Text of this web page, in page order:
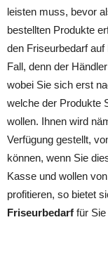
leisten muss, bevor
bestellten Produkte
den Friseurbedarf
Fall, denn der
wobei Sie sich erst
welche der Produkte
wollen. Ihnen wird
Verfügung gestellt,
können, wenn Sie
Kasse und wollen
profitieren, so bietet
Friseurbedarf für Sie